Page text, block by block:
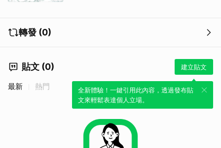
轉發 (0)
貼文 (0) 建立貼文
全新體驗！一鍵引用此內容，透過發布貼
文來輕鬆表達個人立場。
最新 熱門